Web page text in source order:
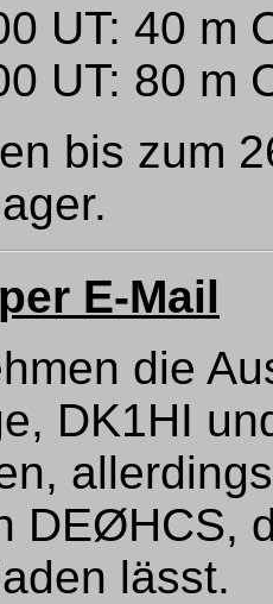
UT: 40 m
UT: 80 m
bis zum
E-Mail
die
DK1HI
DEØHCS,
lässt.